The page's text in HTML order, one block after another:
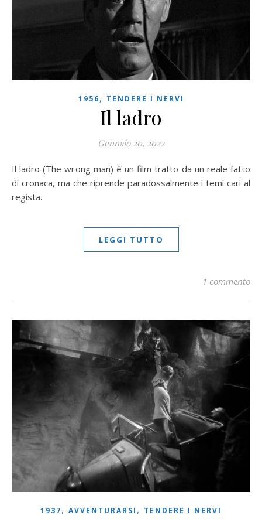
1956, TENDERE I NERVI
Il ladro
Gennaio 20, 2022
Il ladro (The wrong man) è un film tratto da un reale fatto
di cronaca, ma che riprende paradossalmente i temi cari al
regista.
LEGGI TUTTO
1 commento
1937, AVVENTURARSI , TENDERE I NERVI